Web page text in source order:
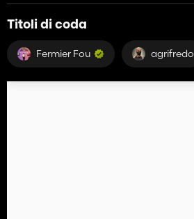
Titoli di coda
Fermier Fou agrifredo